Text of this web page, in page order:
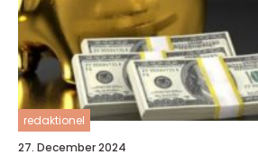
redaktionel
27. December 2024